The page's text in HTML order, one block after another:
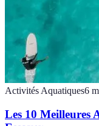
Activités Aquatiques6
Les 10 Meilleures